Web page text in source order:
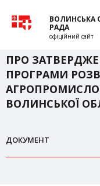
ВОЛИНСЬКА
РАДА
офіційний сайт
ПРО
ПРОГРАМИ
ВОЛИНСЬКОЇ
ДОКУМЕНТ